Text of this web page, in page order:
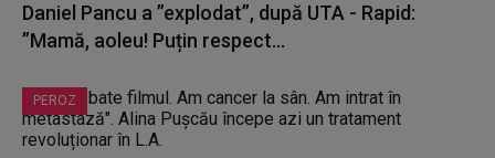
Daniel Pancu a ”explodat”, după UTA - Rapid:
”Mamă, aoleu! Puțin respect...
PEROZ